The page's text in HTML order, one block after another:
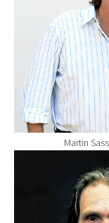
Martin